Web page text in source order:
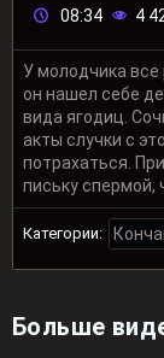
08:34 4
У молодчика все
он нашел себе
вида ягодиц.
акты случки с
потрахаться.
письку спермой,
Категории:
Больше